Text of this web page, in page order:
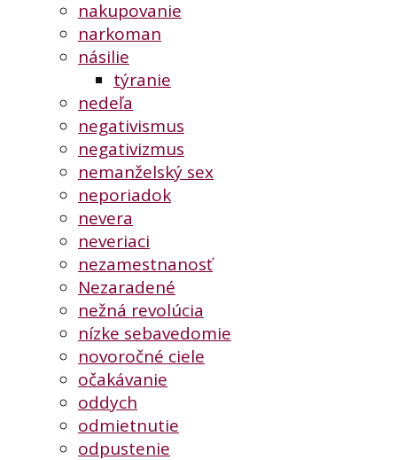
nakupovanie
narkoman
násilie
týranie
nedeľa
negativismus
negativizmus
nemanželský sex
neporiadok
nevera
neveriaci
nezamestnanosť
Nezaradené
nežná revolúcia
nízke sebavedomie
novoročné ciele
očakávanie
oddych
odmietnutie
odpustenie